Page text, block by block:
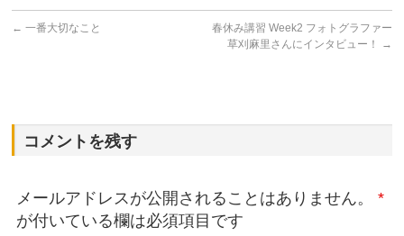
Twitter
で
共
で
開
に
は
ク
(新
し
ン
ド
ウ
で
← 一番大切なこと
春休み講習 Week2 フォトグラファー
草刈麻里さんにインタビュー！
→
コメントを残す
メールアドレスが公開されることはありません。
*
が付いている欄は必須項目です